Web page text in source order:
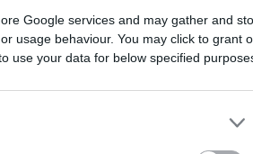
Google services and may gather and
usage behaviour. You may click to grant
use your data for below specified